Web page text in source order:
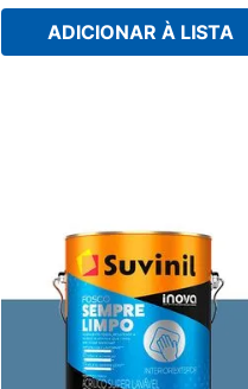
ADICIONAR À LISTA